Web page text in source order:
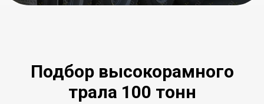
Подбор высокорамного
трала 100 тонн